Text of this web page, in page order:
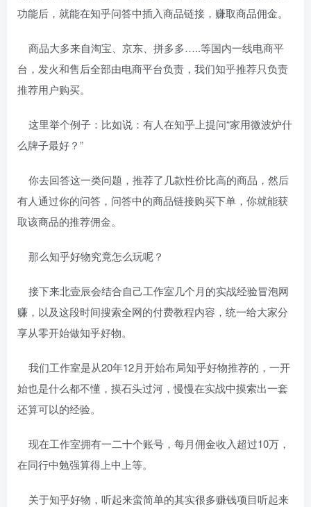
功能后，就能在知乎问答中插入商品链接，赚取商品佣金。
商品大多来自淘宝、京东、拼多多…..等国内一线电商平
台，发火和售后全部由电商平台负责，我们知乎推荐只负责
推荐用户购买。
这里举个例子：比如说：有人在知乎上提问“家用微波炉什
么牌子最好？”
你去回答这一类问题，推荐了几款性价比高的商品，然后
有人通过你的问答，问答中的商品链接购买下单，你就能获
取该商品的推荐佣金。
那么知乎好物究竟怎么玩呢？
接下来北壹辰会结合自己工作室几个月的实战经验冒泡网
赚，以及这段时间搜索全网的付费教程内容，统一给大家分
享从零开始做知乎好物。
我们工作室是从20年12月开始布局知乎好物推荐的，一开
始也是什么都不懂，摸石头过河，慢慢在实战中摸索出一套
还算可以的经验。
现在工作室拥有一二十个账号，每月佣金收入超过10万，
在同行中勉强算得上中上等。
关于知乎好物，听起来蛮简单的其实很多赚钱项目听起来